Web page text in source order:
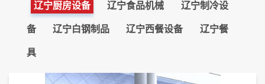
辽宁厨房设备 辽宁食品机械 辽宁制冷设
备 辽宁白钢制品 辽宁西餐设备 辽宁餐
具